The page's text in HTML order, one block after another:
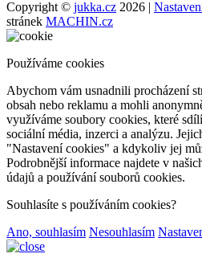
Copyright © jukka.cz 2026 |
stránek MACHIN.cz
Používáme cookies
Abychom vám usnadnili procházení
obsah nebo reklamu a mohli
využíváme soubory cookies, které
sociální média, inzerci a analýzu.
"Nastavení cookies" a kdykoliv jej
Podrobnější informace najdete v
údajů a používání souborů cookies.
Souhlasíte s používáním cookies?
Ano, souhlasím Nesouhlasím